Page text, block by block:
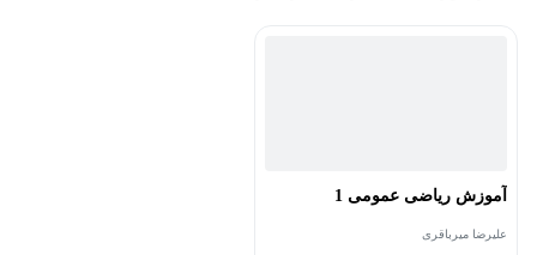
آموزش ریاضی عمومی 1
علیرضا میرباقری